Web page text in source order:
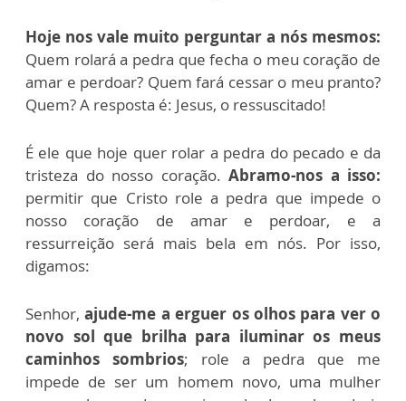
Hoje nos vale muito perguntar a nós mesmos:
Quem rolará a pedra que fecha o meu coração de
amar e perdoar? Quem fará cessar o meu pranto?
Quem? A resposta é: Jesus, o ressuscitado!
É ele que hoje quer rolar a pedra do pecado e da
tristeza do nosso coração. Abramo-nos a isso:
permitir que Cristo role a pedra que impede o
nosso coração de amar e perdoar, e a
ressurreição será mais bela em nós. Por isso,
digamos:
Senhor,ajude-me a erguer os olhos para ver o
novo sol que brilha para iluminar os meus
caminhos sombrios; role a pedra que me
impede de ser um homem novo, uma mulher